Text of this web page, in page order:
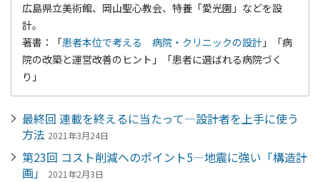
広島県立美術館、岡山聖心教会、特養「愛光園」などを設
計。
著書：「患者本位で考える 病院・クリニックの設計 」「病
院の改築と運営改善のヒント」「患者に選ばれる病院づく
り」
最終回 連載を終えるに当たって―設計者を上手に使う
方法 2021年3月24日
第23回 コスト削減へのポイント5―地震に強い「構造計
画」
2021年2月3日